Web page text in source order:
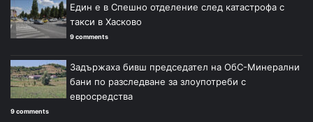
Един е в Спешно отделение след катастрофа с
такси в Хасково
9 comments
Задържаха бивш председател на ОбС-Минерални
бани по разследване за злоупотреби с
евросредства
9 comments